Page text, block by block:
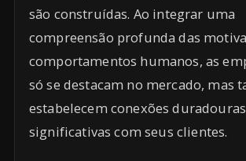
são construídas. Ao integrar uma
compreensão profunda das
comportamentos humanos, as
só se destacam no mercado, mas
estabelecem conexões
significativas com seus clientes.